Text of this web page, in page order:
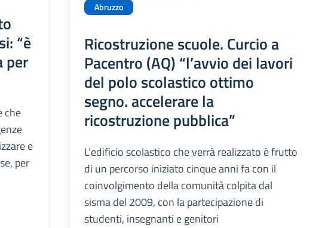
“è
per
che
e
per
Abruzzo
Ricostruzione scuole. Curcio a
Pacentro (AQ) “l’avvio dei lavori
del polo scolastico ottimo
segno. accelerare la
ricostruzione pubblica”
L’edificio scolastico che verrà realizzato è frutto
di un percorso iniziato cinque anni fa con il
coinvolgimento della comunità colpita dal
sisma del 2009, con la partecipazione di
studenti, insegnanti e genitori